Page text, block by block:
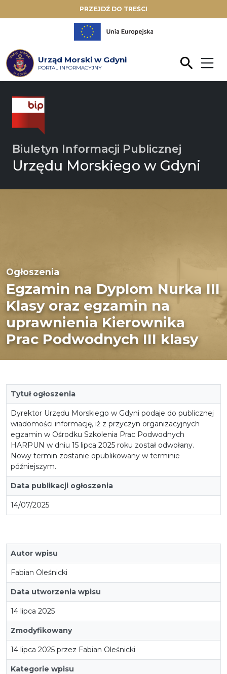
PRZEJDŹ DO TREŚCI
Urząd Morski w Gdyni
PORTAL INFORMACYJNY
Biuletyn Informacji Publicznej
Urzędu Morskiego w Gdyni
Ogłoszenia
Egzamin na Dyplom Nurka III
Klasy oraz egzamin na
uprawnienia Kierownika
Prac Podwodnych III klasy
Tytuł ogłoszenia
Dyrektor Urzędu Morskiego w Gdyni podaje do publicznej
wiadomości informację, iż z przyczyn organizacyjnych
egzamin w Ośrodku Szkolenia Prac Podwodnych
HARPUN w dniu 15 lipca 2025 roku został odwołany.
Nowy termin zostanie opublikowany w terminie
późniejszym.
Data publikacji ogłoszenia
14/07/2025
Autor wpisu
Fabian Oleśnicki
Data utworzenia wpisu
14 lipca 2025
Zmodyfikowany
14 lipca 2025 przez Fabian Oleśnicki
Kategorie wpisu